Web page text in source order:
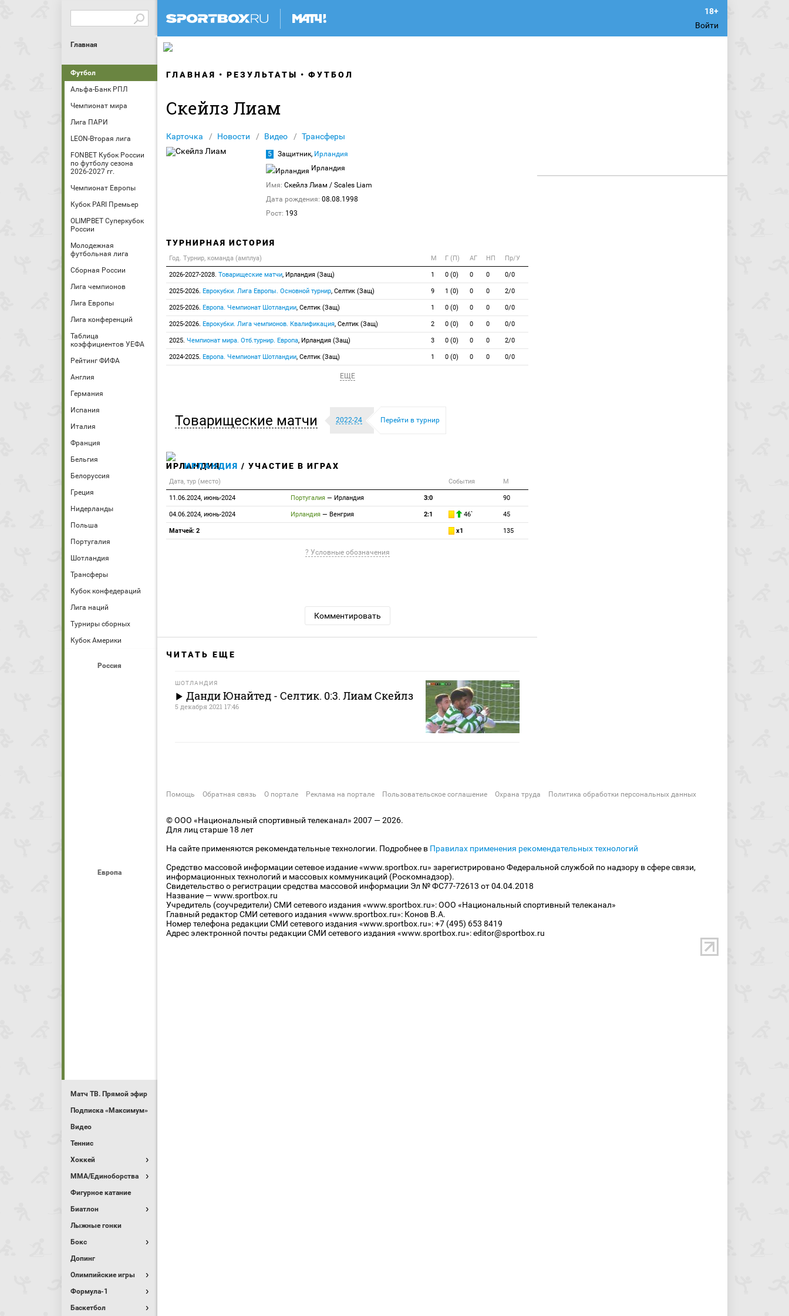
Войти
Главная
Футбол
Альфа-Банк РПЛ
Чемпионат мира
Лига ПАРИ
LEON-Вторая лига
FONBET Кубок России
по футболу сезона
2026-2027 гг.
Чемпионат Европы
Кубок PARI Премьер
OLIMPBET Суперкубок
России
Молодежная
футбольная лига
Сборная России
Лига чемпионов
Лига Европы
Лига конференций
Таблица
коэффициентов УЕФА
Рейтинг ФИФА
Англия
Германия
Испания
Италия
Франция
Бельгия
Белоруссия
Греция
Нидерланды
Польша
Португалия
Шотландия
Трансферы
Кубок конфедераций
Лига наций
Турниры сборных
Кубок Америки
Россия
Европа
Матч ТВ. Прямой эфир
Подписка «Максимум»
Видео
Теннис
Хоккей
MMA/Единоборства
Фигурное катание
Биатлон
Лыжные гонки
Бокс
Допинг
Олимпийские игры
Формула-1
Баскетбол
ГЛАВНАЯ РЕЗУЛЬТАТЫ ФУТБОЛ
Скейлз Лиам
Карточка Новости Видео Трансферы
5 Защитник, Ирландия
Ирландия
Имя: Скейлз Лиам / Scales Liam
Дата рождения: 08.08.1998
Рост: 193
ТУРНИРНАЯ ИСТОРИЯ
Год. Турнир, команда (амплуа) М Г (П) АГ НП Пр/У
2026-2027-2028. Товарищеские матчи, Ирландия (Защ) 1 0 (0) 0 0 0/0
2025-2026. Еврокубки. Лига Европы. Основной турнир, Селтик (Защ) 9 1 (0) 0 0 2/0
2025-2026. Европа. Чемпионат Шотландии, Селтик (Защ) 1 0 (0) 0 0 0/0
2025-2026. Еврокубки. Лига чемпионов. Квалификация, Селтик (Защ) 2 0 (0) 0 0 0/0
2025. Чемпионат мира. Отб.турнир. Европа, Ирландия (Защ) 3 0 (0) 0 0 2/0
2024-2025. Европа. Чемпионат Шотландии, Селтик (Защ) 1 0 (0) 0 0 0/0
ЕЩЕ
Товарищеские матчи 2022-24 Перейти в турнир
ИРЛАНДИЯ / УЧАСТИЕ В ИГРАХ
Дата, тур (место) События М
11.06.2024, июнь-2024 Португалия — Ирландия 3:0 90
04.06.2024, июнь-2024 Ирландия — Венгрия 2:1 46` 45
Матчей: 2 x1 135
? Условные обозначения
Комментировать
ЧИТАТЬ ЕЩЕ
ШОТЛАНДИЯ
Данди Юнайтед - Селтик. 0:3. Лиам Скейлз
5 декабря 2021 17:46
Помощь Обратная связь О портале Реклама на портале Пользовательское соглашение Охрана труда Политика обработки персональных данных
© ООО «Национальный спортивный телеканал» 2007 — 2026.
Для лиц старше 18 лет
На сайте применяются рекомендательные технологии. Подробнее в Правилах применения рекомендательных технологий
Средство массовой информации сетевое издание «www.sportbox.ru» зарегистрировано Федеральной службой по надзору в сфере связи,
информационных технологий и массовых коммуникаций (Роскомнадзор).
Свидетельство о регистрации средства массовой информации Эл № ФС77-72613 от 04.04.2018
Название — www.sportbox.ru
Учредитель (соучредители) СМИ сетевого издания «www.sportbox.ru»: ООО «Национальный спортивный телеканал»
Главный редактор СМИ сетевого издания «www.sportbox.ru»: Конов В.А.
Номер телефона редакции СМИ сетевого издания «www.sportbox.ru»: +7 (495) 653 8419
Адрес электронной почты редакции СМИ сетевого издания «www.sportbox.ru»: editor@sportbox.ru